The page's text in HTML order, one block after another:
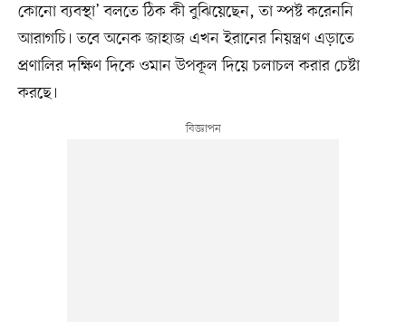
কোনো ব্যবস্থা’ বলতে ঠিক কী বুঝিয়েছেন, তা স্পষ্ট করেননি
আরাগচি। তবে অনেক জাহাজ এখন ইরানের নিয়ন্ত্রণ এড়াতে
প্রণালির দক্ষিণ দিকে ওমান উপকূল দিয়ে চলাচল করার চেষ্টা
করছে।